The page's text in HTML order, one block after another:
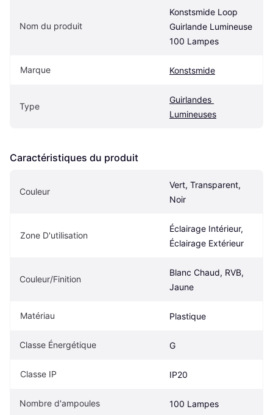
Nom du produit
Konstsmide Loop
Guirlande Lumineuse
100 Lampes
Marque Konstsmide
Type
Guirlandes
Lumineuses
Caractéristiques du produit
Couleur
Vert, Transparent,
Noir
Zone D'utilisation
Éclairage Intérieur,
Éclairage Extérieur
Couleur/Finition
Blanc Chaud, RVB,
Jaune
Matériau Plastique
Classe Énergétique G
Classe IP IP20
Nombre d'ampoules 100 Lampes